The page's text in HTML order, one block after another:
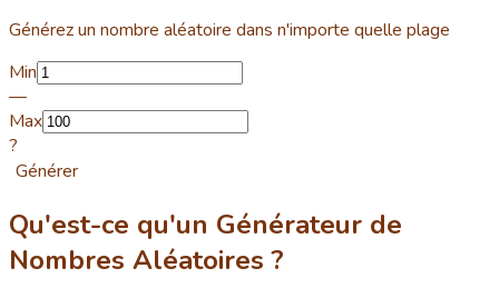
Générez un nombre aléatoire dans n'importe quelle plage
Min
—
Max
?
Générer
Qu'est-ce qu'un Générateur de
Nombres Aléatoires ?